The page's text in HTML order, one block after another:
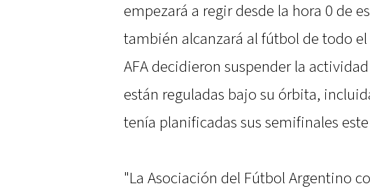
empezará a regir desde la hora 0 de
también alcanzará al fútbol de todo el
AFA decidieron suspender la
están reguladas bajo su órbita,
tenía planificadas sus semifinales
"La Asociación del Fútbol Argentino